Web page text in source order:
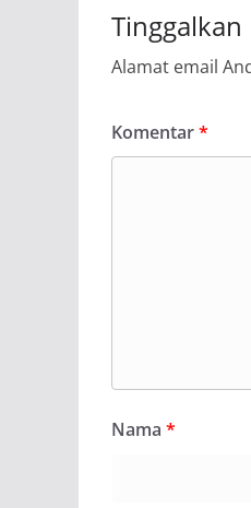
Tinggalkan
Alamat email
Komentar*
Nama *